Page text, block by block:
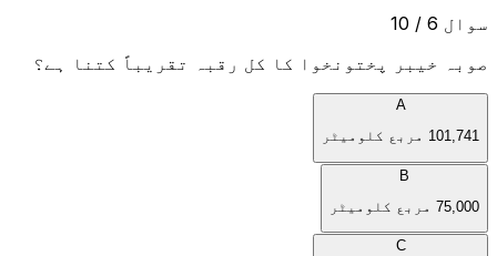
سوال 6 / 10
صوبہ خیبر پختونخوا کا کل رقبہ تقریباً کتنا ہے؟
A
101,741 مربع کلومیٹر
B
75,000 مربع کلومیٹر
C